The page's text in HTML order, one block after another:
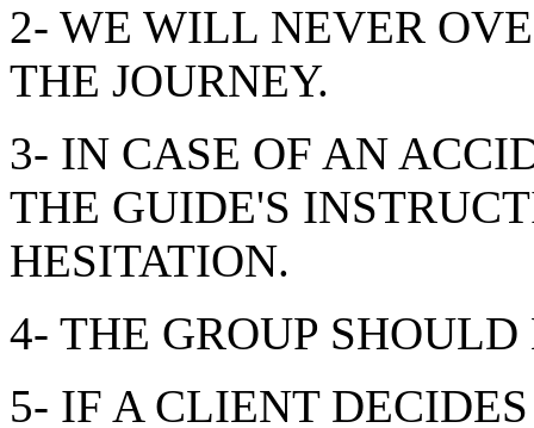
2- WE WILL NEVER
THE JOURNEY.
3- IN CASE OF AN
THE GUIDE'S
HESITATION.
4- THE GROUP
5- IF A CLIENT